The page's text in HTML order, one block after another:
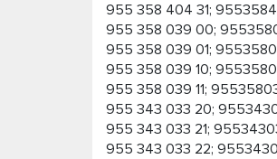
955 358 404 31;
955 358 039 00;
955 358 039 01;
955 358 039 10;
955 358 039 11;
955 343 033 20;
955 343 033 21;
955 343 033 22;